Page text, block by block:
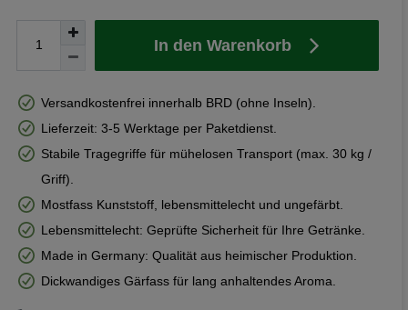
In den Warenkorb
Versandkostenfrei innerhalb BRD (ohne Inseln).
Lieferzeit: 3-5 Werktage per Paketdienst.
Stabile Tragegriffe für mühelosen Transport (max. 30 kg /
Griff).
Mostfass Kunststoff, lebensmittelecht und ungefärbt.
Lebensmittelecht: Geprüfte Sicherheit für Ihre Getränke.
Made in Germany: Qualität aus heimischer Produktion.
Dickwandiges Gärfass für lang anhaltendes Aroma.